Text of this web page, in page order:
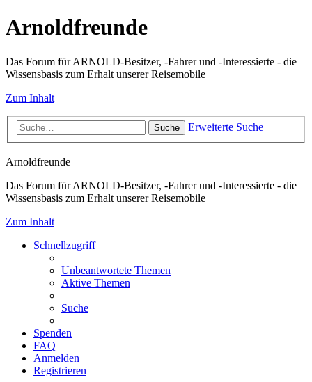
Arnoldfreunde
Das Forum für ARNOLD-Besitzer, -Fahrer und -Interessierte - die
Wissensbasis zum Erhalt unserer Reisemobile
Zum Inhalt
Suche Erweiterte Suche
Arnoldfreunde
Das Forum für ARNOLD-Besitzer, -Fahrer und -Interessierte - die
Wissensbasis zum Erhalt unserer Reisemobile
Zum Inhalt
Schnellzugriff
Unbeantwortete Themen
Aktive Themen
Suche
Spenden
FAQ
Anmelden
Registrieren